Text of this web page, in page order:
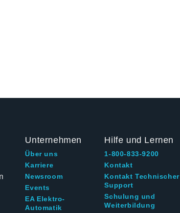
Unternehmen
Über uns
Karriere
Newsroom
Events
EA Elektro-
Automatik
Hilfe und Lernen
1-800-833-9200
Kontakt
Kontakt Technischer
Support
Schulung und
Weiterbildung